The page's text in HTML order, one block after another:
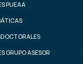
PUEAA
GRUPO ASESOR